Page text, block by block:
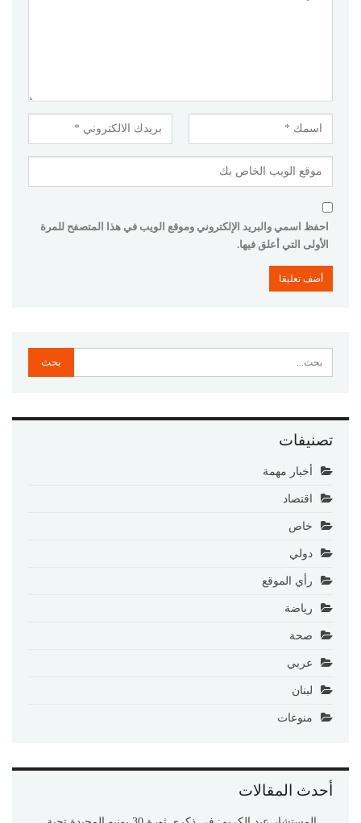
احفظ اسمي والبريد الإلكتروني وموقع الويب في هذا المتصفح للمرة
الأولى التي أعلق فيها.
تصنيفات
أخبار مهمة
اقتصاد
خاص
دولي
رأي الموقع
رياضة
صحة
عربي
لبنان
منوعات
أحدث المقالات